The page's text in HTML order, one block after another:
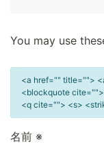
You may use
<a href="" title="">
<blockquote
<q cite=""> <s>
名前 ※